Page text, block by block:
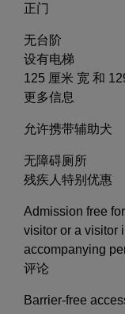
正门
无台阶
设有电梯
125 厘米 宽 和
更多信息
允许携带辅助犬
无障碍厕所
残疾人特别优惠
Admission free
visitor or a visitor
accompanying
评论
Barrier-free